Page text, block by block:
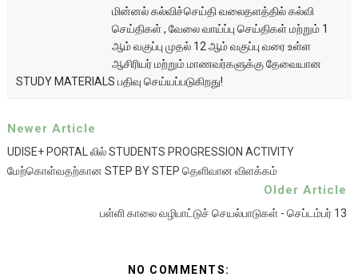
மின்னல் கல்விச்செய்தி வலைதளத்தில் கல்வி
செய்திகள் , வேலை வாய்ப்பு செய்திகள் மற்றும் 1
ஆம் வகுப்பு முதல் 12 ஆம் வகுப்பு வரை உள்ள
ஆசிரியர் மற்றும் மாணவர்களுக்கு தேவையான
STUDY MATERIALS பதிவு செய்யப்படுகிறது!
Newer Article
UDISE+ PORTAL லில் STUDENTS PROGRESSION ACTIVITY
மேற்கொள்வதற்கான STEP BY STEP தெளிவான விளக்கம்
Older Article
பள்ளி காலை வழிபாட்டுச் செயல்பாடுகள் - செப்டம்பர் 13
NO COMMENTS: